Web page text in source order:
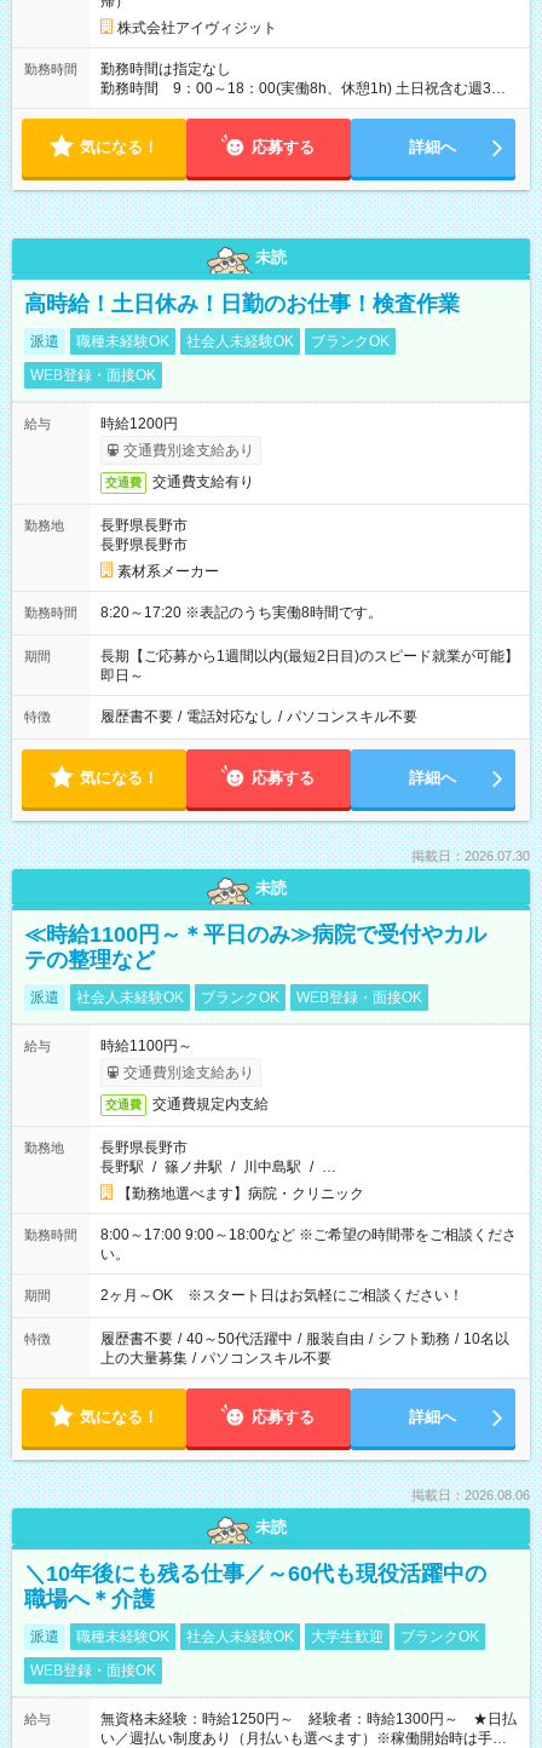
株式会社アイヴィジット
勤務時間
勤務時間は指定なし
勤務時間 9：00～18：00(実働8h、休憩1h) 土日祝含む週3日
～OK、シフト制 ※もちろん週5日勤務もOK♪ 勤務期間：2026
気になる！ 応募する 詳細へ
未読
高時給！土日休み！日勤のお仕事！検査作業
派遣 職種未経験OK 社会人未経験OK
ブランクOK
WEB登録・面接OK
給与
時給1200円
交通費別途支給あり
交通費 交通費支給有り
勤務地
長野県長野市
長野県長野市
素材系メーカー
勤務時間 8:20～17:20 ※表記のうち実働8時間です。
期間
長期【ご応募から1週間以内(最短2日目)のスピード就業が可能】
即日～
特徴 履歴書不要 / 電話対応なし / パソコンスキル不要
気になる！ 応募する 詳細へ
掲載日：2026.07.30
未読
≪時給1100円～＊平日のみ≫病院で受付やカル
テの整理など
派遣 社会人未経験OK ブランクOK WEB登録・面接OK
給与
時給1100円～
交通費別途支給あり
交通費 交通費規定内支給
勤務地
長野県長野市
長野駅 / 篠ノ井駅 / 川中島駅 / …
【勤務地選べます】病院・クリニック
勤務時間
8:00～17:00 9:00～18:00など ※ご希望の時間帯をご相談くださ
い。
期間 2ヶ月～OK ※スタート日はお気軽にご相談ください！
特徴 履歴書不要 / 40～50代活躍中 / 服装自由 / シフト勤務 / 10名以
上の大量募集 / パソコンスキル不要
気になる！ 応募する 詳細へ
掲載日：2026.08.06
未読
＼10年後にも残る仕事／～60代も現役活躍中の
職場へ＊介護
派遣 職種未経験OK 社会人未経験OK 大学生歓迎
ブランクOK
WEB登録・面接OK
給与
無資格未経験：時給1250円～ 経験者：時給1300円～ ★日払
い／週払い制度あり（月払いも選べます）※稼働開始時は手続き